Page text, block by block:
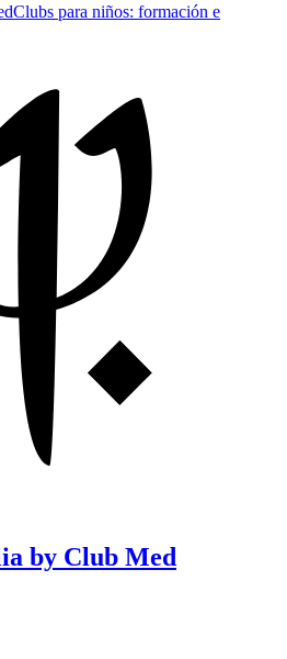
Clubs para niños: formación e
by Club Med